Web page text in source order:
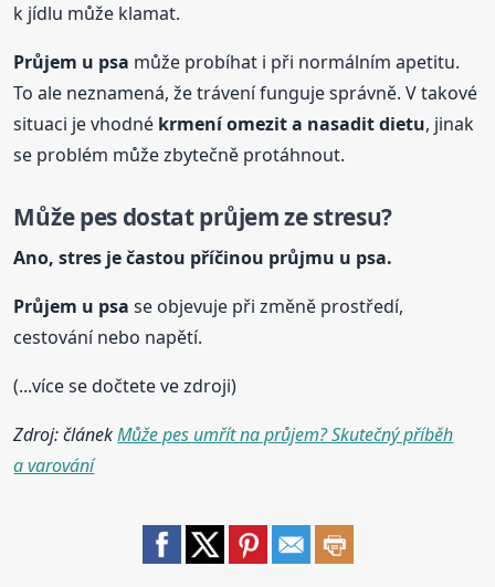
k jídlu může klamat.
Průjem u psa může probíhat i při normálním apetitu.
To ale neznamená, že trávení funguje správně. V takové
situaci je vhodné krmení omezit a nasadit dietu, jinak
se problém může zbytečně protáhnout.
Může pes dostat průjem ze stresu?
Ano, stres je častou příčinou průjmu u psa.
Průjem u psa se objevuje při změně prostředí,
cestování nebo napětí.
(...více se dočtete ve zdroji)
Zdroj: článekMůže pes umřít na průjem? Skutečný příběh
a varování